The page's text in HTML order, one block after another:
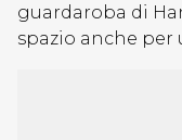
guardaroba di
spazio anche